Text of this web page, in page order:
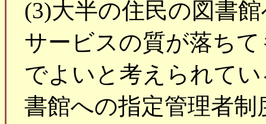
(3)大半の住民の図書
サービスの質が落ち
でよいと考えられて
書館への指定管理者